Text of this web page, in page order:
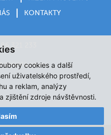
cookies a další
uživatelského prostředí,
a reklam, analýzy
zjištění zdroje návštěvnosti.
KONTAKTY
321 233